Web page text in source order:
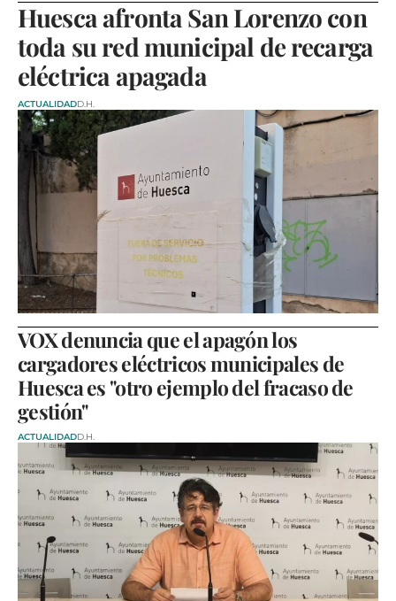
Huesca afronta San Lorenzo con
toda su red municipal de recarga
eléctrica apagada
ACTUALIDADD.H.
VOX denuncia que el apagón los
cargadores eléctricos municipales de
Huesca es "otro ejemplo del fracaso de
gestión"
ACTUALIDADD.H.